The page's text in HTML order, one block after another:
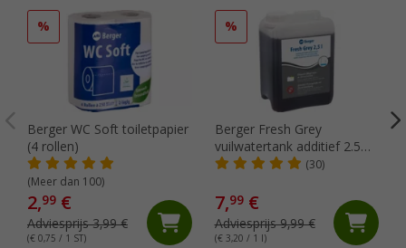
%
Berger WC Soft toiletpapier
(4 rollen)
(Meer dan 100)
2,99 €
Adviesprijs 3,99 €
(€ 0,75 / 1 ST)
%
Berger Fresh Grey
vuilwatertank additief 2.5
liter
(30)
7,99€
Adviesprijs 9,99 €
(€ 3,20 / 1 l)